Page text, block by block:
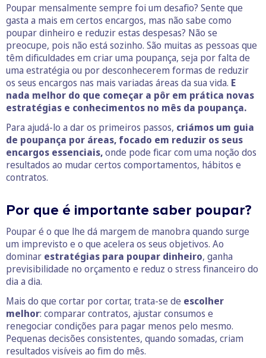
Poupar mensalmente sempre foi um desafio? Sente que
gasta a mais em certos encargos, mas não sabe como
poupar dinheiro e reduzir estas despesas? Não se
preocupe, pois não está sozinho. São muitas as pessoas que
têm dificuldades em criar uma poupança, seja por falta de
uma estratégia ou por desconhecerem formas de reduzir
os seus encargos nas mais variadas áreas da sua vida. E
nada melhor do que começar a pôr em prática novas
estratégias e conhecimentos no mês da poupança.
Para ajudá-lo a dar os primeiros passos, criámos um guia
de poupança por áreas, focado em reduzir os seus
encargos essenciais,onde pode ficar com uma noção dos
resultados ao mudar certos comportamentos, hábitos e
contratos.
Por que é importante saber poupar?
Poupar é o que lhe dá margem de manobra quando surge
um imprevisto e o que acelera os seus objetivos. Ao
dominar estratégias para poupar dinheiro, ganha
previsibilidade no orçamento e reduz o stress financeiro do
dia a dia.
Mais do que cortar por cortar, trata-se de escolher
melhor: comparar contratos, ajustar consumos e
renegociar condições para pagar menos pelo mesmo.
Pequenas decisões consistentes, quando somadas, criam
resultados visíveis ao fim do mês.